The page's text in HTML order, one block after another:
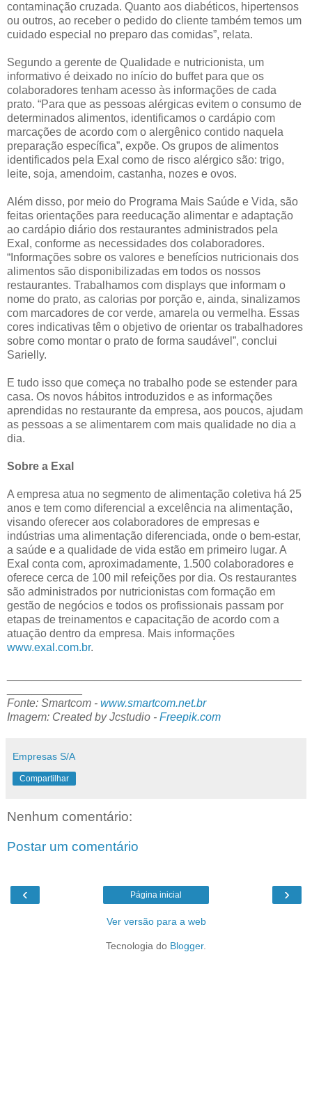
contaminação cruzada. Quanto aos diabéticos, hipertensos
ou outros, ao receber o pedido do cliente também temos um
cuidado especial no preparo das comidas”, relata.
Segundo a gerente de Qualidade e nutricionista, um
informativo é deixado no início do buffet para que os
colaboradores tenham acesso às informações de cada
prato. “Para que as pessoas alérgicas evitem o consumo de
determinados alimentos, identificamos o cardápio com
marcações de acordo com o alergênico contido naquela
preparação específica”, expõe. Os grupos de alimentos
identificados pela Exal como de risco alérgico são: trigo,
leite, soja, amendoim, castanha, nozes e ovos.
Além disso, por meio do Programa Mais Saúde e Vida, são
feitas orientações para reeducação alimentar e adaptação
ao cardápio diário dos restaurantes administrados pela
Exal, conforme as necessidades dos colaboradores.
“Informações sobre os valores e benefícios nutricionais dos
alimentos são disponibilizadas em todos os nossos
restaurantes. Trabalhamos com displays que informam o
nome do prato, as calorias por porção e, ainda, sinalizamos
com marcadores de cor verde, amarela ou vermelha. Essas
cores indicativas têm o objetivo de orientar os trabalhadores
sobre como montar o prato de forma saudável”, conclui
Sarielly.
E tudo isso que começa no trabalho pode se estender para
casa. Os novos hábitos introduzidos e as informações
aprendidas no restaurante da empresa, aos poucos, ajudam
as pessoas a se alimentarem com mais qualidade no dia a
dia.
Sobre a Exal
A empresa atua no segmento de alimentação coletiva há 25
anos e tem como diferencial a excelência na alimentação,
visando oferecer aos colaboradores de empresas e
indústrias uma alimentação diferenciada, onde o bem-estar,
a saúde e a qualidade de vida estão em primeiro lugar. A
Exal conta com, aproximadamente, 1.500 colaboradores e
oferece cerca de 100 mil refeições por dia. Os restaurantes
são administrados por nutricionistas com formação em
gestão de negócios e todos os profissionais passam por
etapas de treinamentos e capacitação de acordo com a
atuação dentro da empresa. Mais informações
www.exal.com.br.
Fonte: Smartcom - www.smartcom.net.br
Imagem: Created by Jcstudio - Freepik.com
Empresas S/A
Compartilhar
Nenhum comentário:
Postar um comentário
‹ ›
Página inicial
Ver versão para a web
Tecnologia do Blogger.